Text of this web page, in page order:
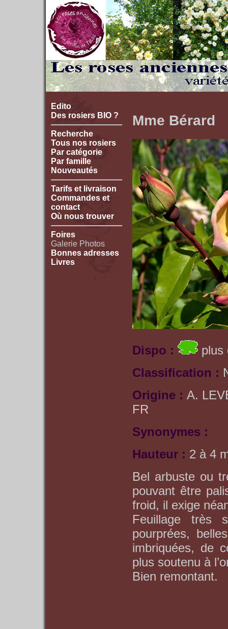
Edito
Des rosiers BIO ?
Recherche
Tous nos rosiers
Par catégorie
Par famille
Nouveautés
Tarifs et livraison
Commandes et
contact
Où nous trouver
Foires
Galerie Photos
Bonnes adresses
Livres
Mme Bérard
Dispo :
plus
Classification :
Origine : A.
FR
Synonymes :
Hauteur : 2 à 4
Bel arbuste ou
pouvant être
froid, il exige
Feuillage très
pourprées,
imbriquées, de
plus soutenu à
Bien remontant.